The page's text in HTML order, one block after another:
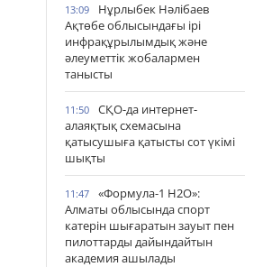
13:09
Нұрлыбек Нәлібаев
Ақтөбе облысындағы ірі
инфрақұрылымдық және
әлеуметтік жобалармен
танысты
11:50
СҚО-да интернет-
алаяқтық схемасына
қатысушыға қатысты сот үкімі
шықты
11:47
«Формула-1 H2O»:
Алматы облысында спорт
катерін шығаратын зауыт пен
пилоттарды дайындайтын
академия ашылады